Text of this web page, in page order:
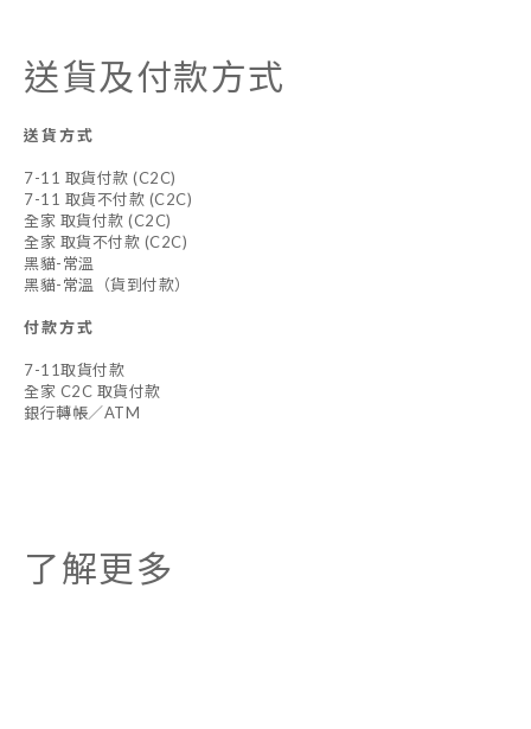
送貨及付款方式
送貨方式
7-11 取貨付款 (C2C)
7-11 取貨不付款 (C2C)
全家 取貨付款 (C2C)
全家 取貨不付款 (C2C)
黑貓-常溫
黑貓-常溫（貨到付款）
付款方式
7-11取貨付款
全家 C2C 取貨付款
銀行轉帳／ATM
了解更多